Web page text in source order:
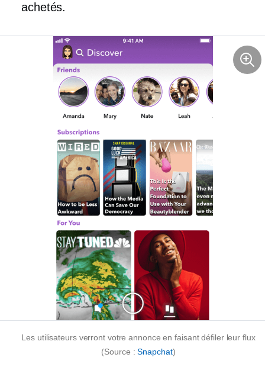
achetés.
Les utilisateurs verront votre annonce en faisant défiler leur flux
(Source :Snapchat)